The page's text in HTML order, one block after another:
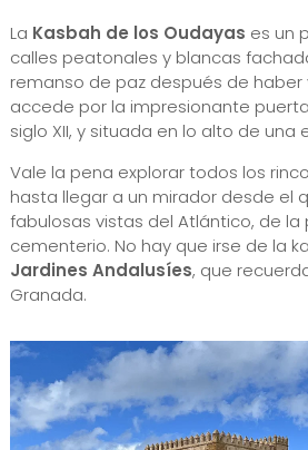
La Kasbah de los Oudayas es un
calles peatonales y blancas
remanso de paz después de haber
accede por la impresionante
siglo XII, y situada en lo alto de una
Vale la pena explorar todos los
hasta llegar a un mirador desde el
fabulosas vistas del Atlántico, de la
cementerio. No hay que irse de la
Jardines Andalusíes, que
Granada.